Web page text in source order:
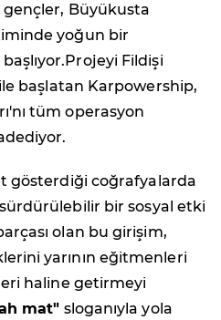
gençler, Büyükusta
yoğun bir
Fildişi
başlatan Karpowership,
tüm operasyon
gösterdiği coğrafyalarda
bir sosyal etki
olan bu girişim,
yarının eğitmenleri
haline getirmeyi
mat" sloganıyla yola